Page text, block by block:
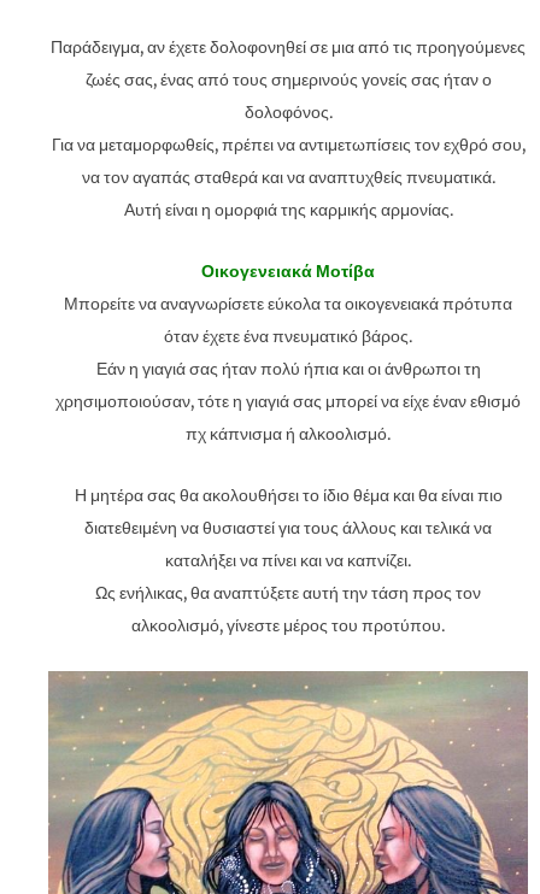
Παράδειγμα, αν έχετε δολοφονηθεί σε μια από τις προηγούμενες
ζωές σας, ένας από τους σημερινούς γονείς σας ήταν ο
δολοφόνος.
Για να μεταμορφωθείς, πρέπει να αντιμετωπίσεις τον εχθρό σου,
να τον αγαπάς σταθερά και να αναπτυχθείς πνευματικά.
Αυτή είναι η ομορφιά της καρμικής αρμονίας.
Οικογενειακά Μοτίβα
Μπορείτε να αναγνωρίσετε εύκολα τα οικογενειακά πρότυπα
όταν έχετε ένα πνευματικό βάρος.
Εάν η γιαγιά σας ήταν πολύ ήπια και οι άνθρωποι τη
χρησιμοποιούσαν, τότε η γιαγιά σας μπορεί να είχε έναν εθισμό
πχ κάπνισμα ή αλκοολισμό.
Η μητέρα σας θα ακολουθήσει το ίδιο θέμα και θα είναι πιο
διατεθειμένη να θυσιαστεί για τους άλλους και τελικά να
καταλήξει να πίνει και να καπνίζει.
Ως ενήλικας, θα αναπτύξετε αυτή την τάση προς τον
αλκοολισμό, γίνεστε μέρος του προτύπου.